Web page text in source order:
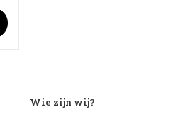
Wie zijn wij?